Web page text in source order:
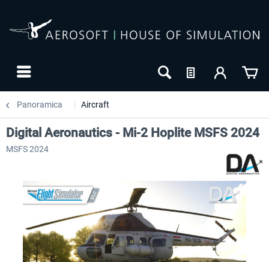
Panoramica Aircraft
Digital Aeronautics - Mi-2 Hoplite MSFS 2024
MSFS 2024